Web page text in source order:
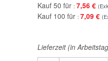
Kauf 50 für 7,56 €
Kauf 100 für 7,09 €
Lieferzeit (in